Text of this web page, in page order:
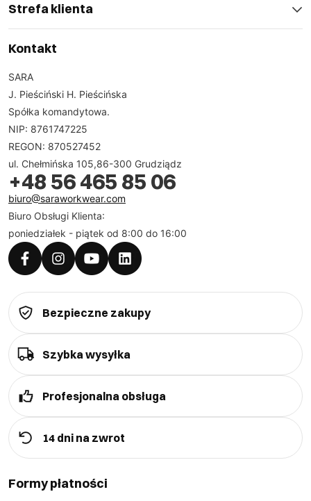
Strefa klienta
Kontakt
SARA
J. Pieściński H. Pieścińska
Spółka komandytowa.
NIP: 8761747225
REGON: 870527452
ul. Chełmińska 105,86-300 Grudziądz
+48 56 465 85 06
biuro@saraworkwear.com
Biuro Obsługi Klienta:
poniedziałek - piątek od 8:00 do 16:00
Bezpieczne zakupy
Szybka wysyłka
Profesjonalna obsługa
14 dni na zwrot
Formy płatności